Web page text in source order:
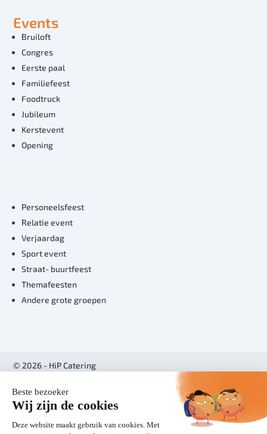
Events
Bruiloft
Congres
Eerste paal
Familiefeest
Foodtruck
Jubileum
Kerstevent
Opening
Personeelsfeest
Relatie event
Verjaardag
Sport event
Straat- buurtfeest
Themafeesten
Andere grote groepen
© 2026 - HiP Catering
Realisatie: